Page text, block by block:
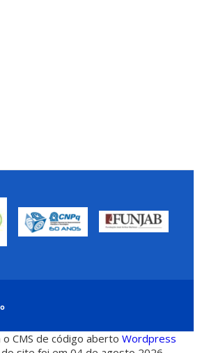
o CMS de código abertoWordpress